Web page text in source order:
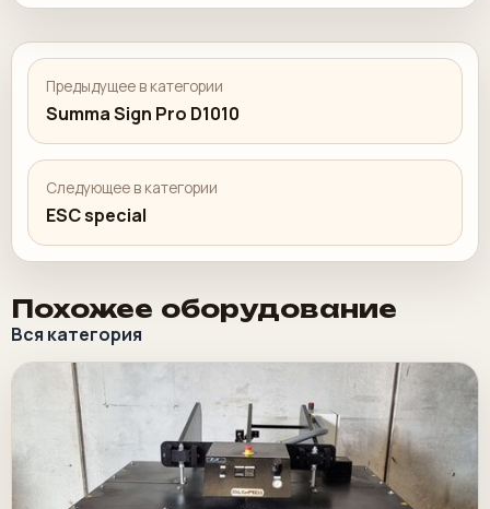
Предыдущее в категории
Summa Sign Pro D1010
Следующее в категории
ESC special
Похожее оборудование
Вся категория